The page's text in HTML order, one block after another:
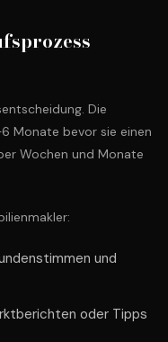
Die
Monate bevor sie einen
Wochen und Monate
und
oder Tipps